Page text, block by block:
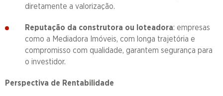
diretamente a valorização.
Reputação da construtora ou loteadora: empresas
como a Mediadora Imóveis, com longa trajetória e
compromisso com qualidade, garantem segurança para
o investidor.
Perspectiva de Rentabilidade